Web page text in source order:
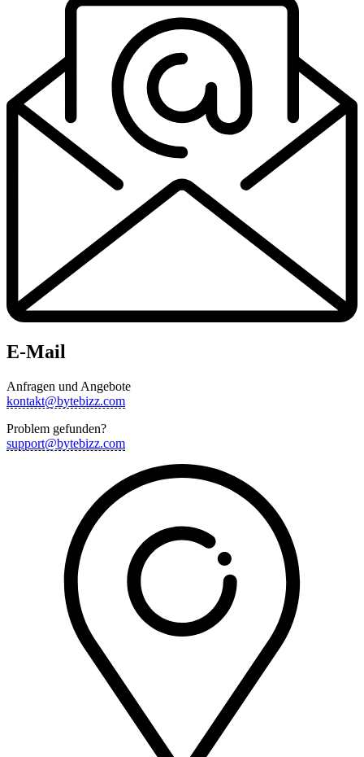
E-Mail
Anfragen und Angebote
kontakt@bytebizz.com
Problem gefunden?
support@bytebizz.com